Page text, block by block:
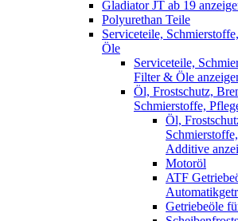
Gladiator JT ab 19
Polyurethan Teile
Serviceteile,
Öle
Serviceteile,
Filter & Öle
Öl, Frostschutz,
Schmierstoffe,
Öl,
Additive
Motoröl
ATF
Getriebeöle